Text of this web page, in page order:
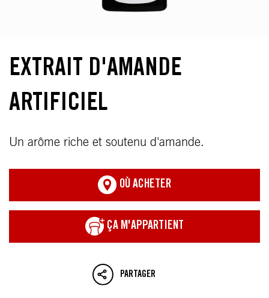
EXTRAIT D'AMANDE
ARTIFICIEL
Un arôme riche et soutenu d'amande.
OÙ ACHETER
ÇA M'APPARTIENT
PARTAGER